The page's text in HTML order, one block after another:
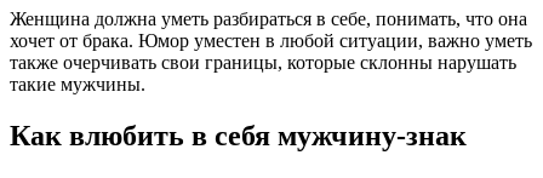
Женщина должна уметь разбираться в себе, понимать, что она
хочет от брака. Юмор уместен в любой ситуации, важно уметь
также очерчивать свои границы, которые склонны нарушать
такие мужчины.
Как влюбить в себя мужчину-знак